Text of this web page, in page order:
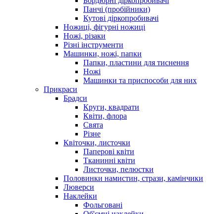
Панчі (пробійники)
Кутові діркопробивачі
Ножиці, фігурні ножиці
Ножі, різаки
Різні інструменти
Машинки, ножі, папки
Папки, пластини для тиснення
Ножі
Машинки та приспособи для них
Прикраси
Брадси
Круги, квадрати
Квіти, флора
Свята
Різне
Квіточки, листочки
Паперові квіти
Тканинні квіти
Листочки, пелюстки
Половинки намистин, стрази, камінчики
Люверси
Наклейки
Фольговані